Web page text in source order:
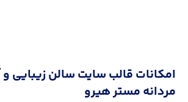
امکانات قالب سایت سالن زیبایی و
مردانه مستر هیرو